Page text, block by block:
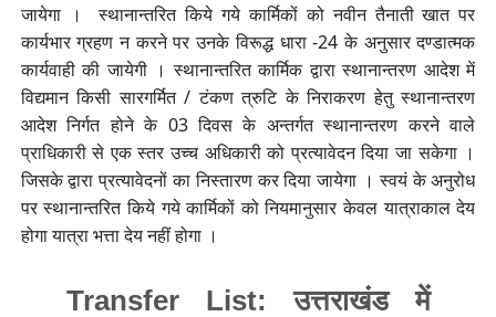
जायेगा । स्थानान्तरित किये गये कार्मिकों को नवीन तैनाती खात पर
कार्यभार ग्रहण न करने पर उनके विरूद्ध धारा -24 के अनुसार दण्डात्मक
कार्यवाही की जायेगी । स्थानान्तरित कार्मिक द्वारा स्थानान्तरण आदेश में
विद्यमान किसी सारगर्मित / टंकण त्रुटि के निराकरण हेतु स्थानान्तरण
आदेश निर्गत होने के 03 दिवस के अन्तर्गत स्थानान्तरण करने वाले
प्राधिकारी से एक स्तर उच्च अधिकारी को प्रत्यावेदन दिया जा सकेगा ।
जिसके द्वारा प्रत्यावेदनों का निस्तारण कर दिया जायेगा । स्वयं के अनुरोध
पर स्थानान्तरित किये गये कार्मिकों को नियमानुसार केवल यात्राकाल देय
होगा यात्रा भत्ता देय नहीं होगा ।
Transfer List: उत्तराखंड में